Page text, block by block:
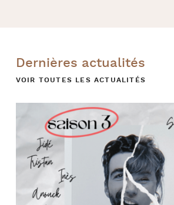
Dernières actualités
VOIR TOUTES LES ACTUALITÉS